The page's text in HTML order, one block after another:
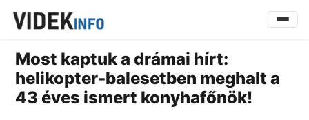
Most kaptuk a drámai hírt:
helikopter-balesetben meghalt a
43 éves ismert konyhafőnök!